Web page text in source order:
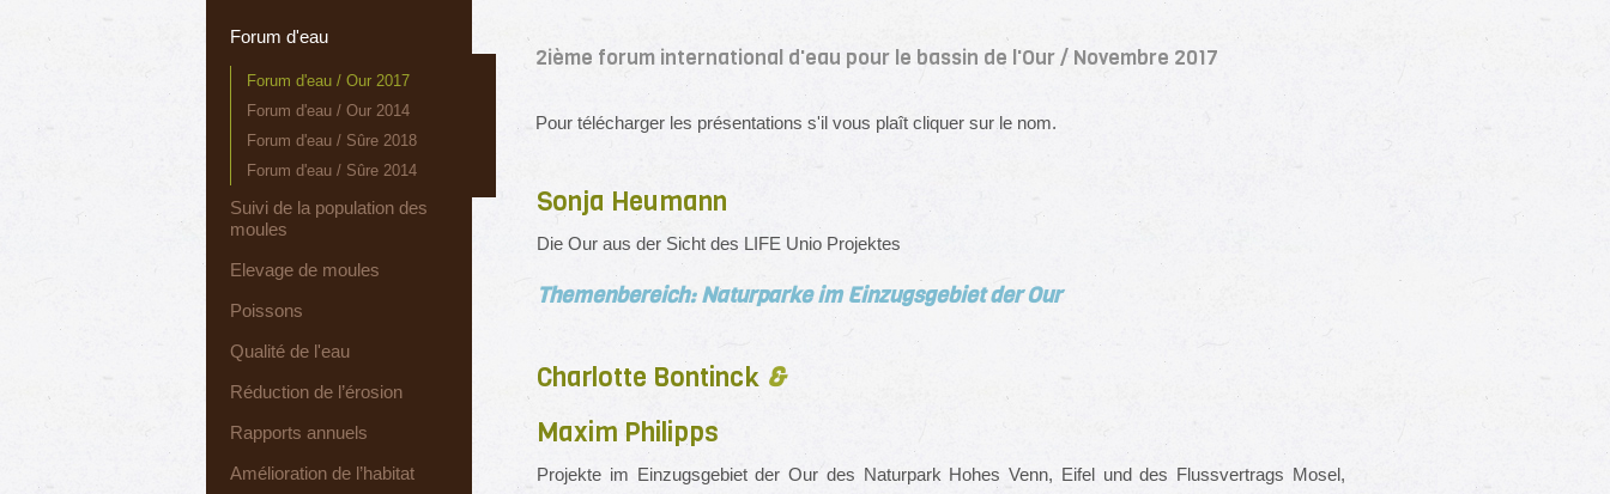
Forum d'eau
Forum d'eau / Our 2017
Forum d'eau / Our 2014
Forum d'eau / Sûre 2018
Forum d'eau / Sûre 2014
Suivi de la population des
moules
Elevage de moules
Poissons
Qualité de l'eau
Réduction de l’érosion
Rapports annuels
Amélioration de l’habitat
2ième forum international d'eau pour le bassin de l'Our / Novembre 2017
Pour télécharger les présentations s'il vous plaît cliquer sur le nom.
Sonja Heumann
Die Our aus der Sicht des LIFE Unio Projektes
Themenbereich: Naturparke im Einzugsgebiet der Our
Charlotte Bontinck &
Maxim Philipps
Projekte im Einzugsgebiet der Our des Naturpark Hohes Venn, Eifel und des Flussvertrags Mosel,